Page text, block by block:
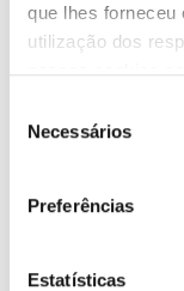
que lhes forneceu
utilização dos
Necessários
Preferências
Estatísticas